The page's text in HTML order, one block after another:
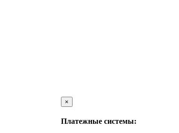
×
Платежные системы: